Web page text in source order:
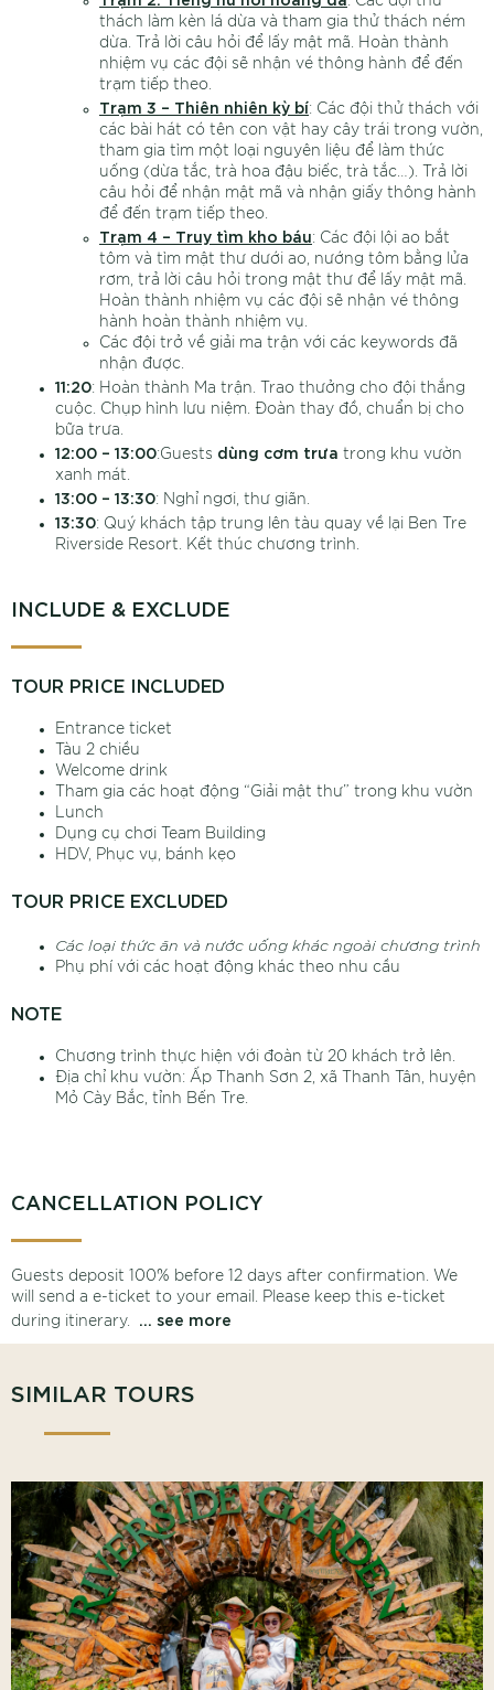
thách làm kèn lá dừa và tham gia thử thách ném
dừa. Trả lời câu hỏi để lấy mật mã. Hoàn thành
nhiệm vụ các đội sẽ nhận vé thông hành để đến
trạm tiếp theo.
Trạm 3 – Thiên nhiên kỳ bí: Các đội thử thách với
các bài hát có tên con vật hay cây trái trong vườn,
tham gia tìm một loại nguyên liệu để làm thức
uống (dừa tắc, trà hoa đậu biếc, trà tắc…). Trả lời
câu hỏi để nhận mật mã và nhận giấy thông hành
để đến trạm tiếp theo.
Trạm 4 – Truy tìm kho báu: Các đội lội ao bắt
tôm và tìm mật thư dưới ao, nướng tôm bằng lửa
rơm, trả lời câu hỏi trong mật thư để lấy mật mã.
Hoàn thành nhiệm vụ các đội sẽ nhận vé thông
hành hoàn thành nhiệm vụ.
Các đội trở về giải ma trận với các keywords đã
nhận được.
11:20: Hoàn thành Ma trận. Trao thưởng cho đội thắng
cuộc. Chụp hình lưu niệm. Đoàn thay đồ, chuẩn bị cho
bữa trưa.
12:00 – 13:00:Guests dùng cơm trưa trong khu vườn
xanh mát.
13:00 – 13:30: Nghỉ ngơi, thư giãn.
13:30: Quý khách tập trung lên tàu quay về lại Ben Tre
Riverside Resort. Kết thúc chương trình.
INCLUDE & EXCLUDE
TOUR PRICE INCLUDED
Entrance ticket
Tàu 2 chiều
Welcome drink
Tham gia các hoạt động “Giải mật thư” trong khu vườn
Lunch
Dụng cụ chơi Team Building
HDV, Phục vụ, bánh kẹo
TOUR PRICE EXCLUDED
Các loại thức ăn và nước uống khác ngoài chương trình
Phụ phí với các hoạt động khác theo nhu cầu
NOTE
Chương trình thực hiện với đoàn từ 20 khách trở lên.
Địa chỉ khu vườn: Ấp Thanh Sơn 2, xã Thanh Tân, huyện
Mỏ Cày Bắc, tỉnh Bến Tre.
CANCELLATION POLICY
Guests deposit 100% before 12 days after confirmation. We
will send a e-ticket to your email. Please keep this e-ticket
during itinerary. ... see more
SIMILAR TOURS